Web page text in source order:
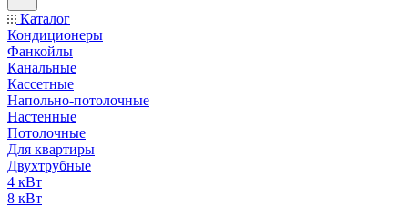
Каталог
Кондиционеры
Фанкойлы
Канальные
Кассетные
Напольно-потолочные
Настенные
Потолочные
Для квартиры
Двухтрубные
4 кВт
8 кВт